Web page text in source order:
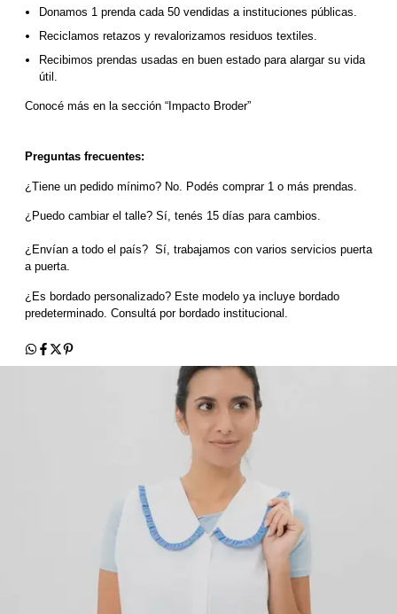
Donamos 1 prenda cada 50 vendidas a instituciones públicas.
Reciclamos retazos y revalorizamos residuos textiles.
Recibimos prendas usadas en buen estado para alargar su vida
útil.
Conocé más en la sección “Impacto Broder”
Preguntas frecuentes:
¿Tiene un pedido mínimo? No. Podés comprar 1 o más prendas.
¿Puedo cambiar el talle? Sí, tenés 15 días para cambios.
¿Envían a todo el país?  Sí, trabajamos con varios servicios puerta
a puerta.
¿Es bordado personalizado? Este modelo ya incluye bordado
predeterminado. Consultá por bordado institucional.